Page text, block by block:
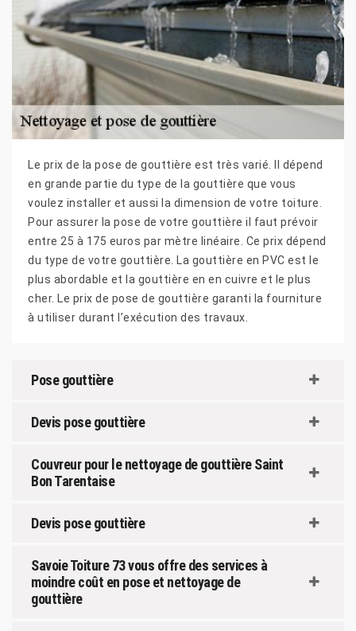
Le prix de la pose de gouttière est très varié. Il dépend
en grande partie du type de la gouttière que vous
voulez installer et aussi la dimension de votre toiture.
Pour assurer la pose de votre gouttière il faut prévoir
entre 25 à 175 euros par mètre linéaire. Ce prix dépend
du type de votre gouttière. La gouttière en PVC est le
plus abordable et la gouttière en en cuivre et le plus
cher. Le prix de pose de gouttière garanti la fourniture
à utiliser durant l’exécution des travaux.
Pose gouttière
Devis pose gouttière
Couvreur pour le nettoyage de gouttière Saint
Bon Tarentaise
Devis pose gouttière
Savoie Toiture 73 vous offre des services à
moindre coût en pose et nettoyage de
gouttière